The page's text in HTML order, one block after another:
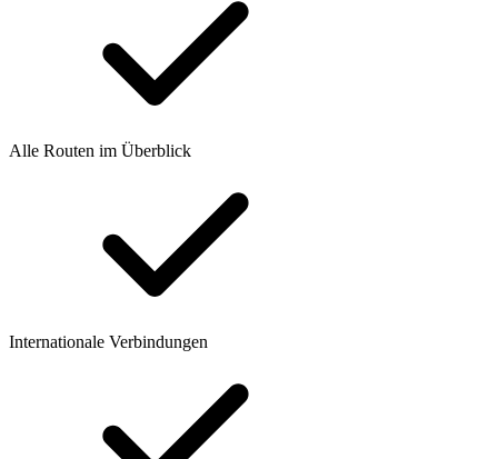
Alle Routen im Überblick
Internationale Verbindungen